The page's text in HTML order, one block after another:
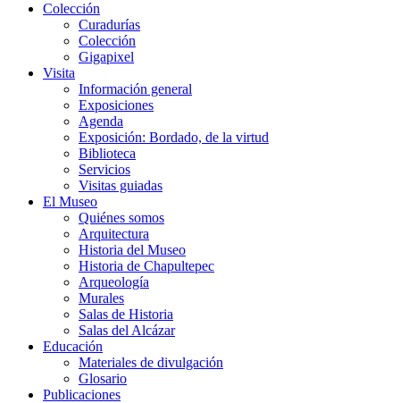
Colección
Curadurías
Colección
Gigapixel
Visita
Información general
Exposiciones
Agenda
Exposición: Bordado, de la virtud
Biblioteca
Servicios
Visitas guiadas
El Museo
Quiénes somos
Arquitectura
Historia del Museo
Historia de Chapultepec
Arqueología
Murales
Salas de Historia
Salas del Alcázar
Educación
Materiales de divulgación
Glosario
Publicaciones